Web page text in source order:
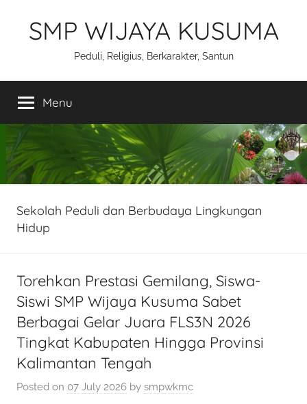
SMP WIJAYA KUSUMA
Peduli, Religius, Berkarakter, Santun
Menu
Sekolah Peduli dan Berbudaya Lingkungan
Hidup
Torehkan Prestasi Gemilang, Siswa-
Siswi SMP Wijaya Kusuma Sabet
Berbagai Gelar Juara FLS3N 2026
Tingkat Kabupaten Hingga Provinsi
Kalimantan Tengah
Posted on 07 July 2026 by smpwkmc